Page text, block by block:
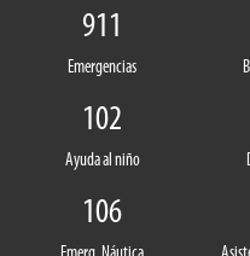
911
Emergencias
102
Ayuda al niño
106